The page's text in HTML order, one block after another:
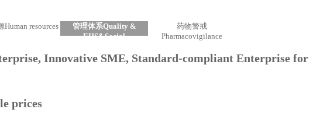
Human resources 管理体系Quality &
EHS&Social
药物警戒
Pharmacovigilance
Innovative SME, Standard-compliant Enterprise for
prices